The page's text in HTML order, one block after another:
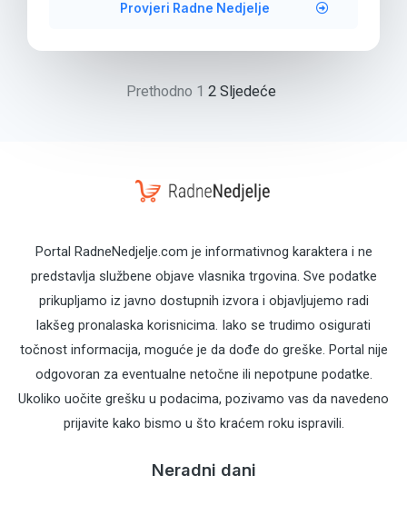
Provjeri Radne Nedjelje
Prethodno 1 2 Sljedeće
Portal RadneNedjelje.com je informativnog karaktera i ne
predstavlja službene objave vlasnika trgovina. Sve podatke
prikupljamo iz javno dostupnih izvora i objavljujemo radi
lakšeg pronalaska korisnicima. Iako se trudimo osigurati
točnost informacija, moguće je da dođe do greške. Portal nije
odgovoran za eventualne netočne ili nepotpune podatke.
Ukoliko uočite grešku u podacima, pozivamo vas da navedeno
prijavite kako bismo u što kraćem roku ispravili.
Neradni dani